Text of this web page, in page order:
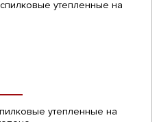
утепленные на